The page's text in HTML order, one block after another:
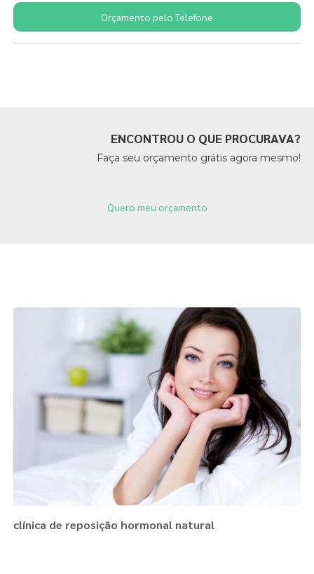
Orçamento pelo Telefone
ENCONTROU O QUE PROCURAVA?
Faça seu orçamento grátis agora mesmo!
Quero meu orçamento
clínica de reposição hormonal natural